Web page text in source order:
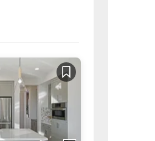
Guardar